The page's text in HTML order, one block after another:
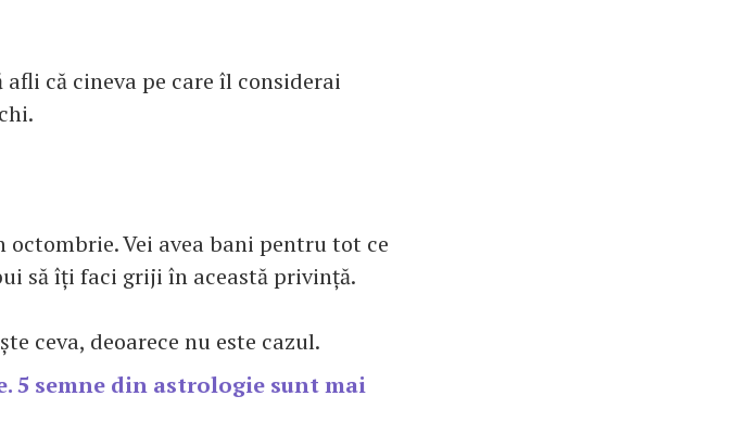
că cineva pe care îl considerai
Vei avea bani pentru tot ce
să îți faci griji în această privință.
ceva, deoarece nu este cazul.
5 semne din astrologie sunt mai